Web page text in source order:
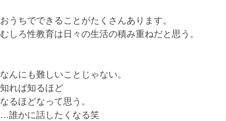
おうちでできることがたくさんあります。
むしろ性教育は日々の生活の積み重ねだと思う。
なんにも難しいことじゃない。
知れば知るほど
なるほどなって思う。
…誰かに話したくなる笑